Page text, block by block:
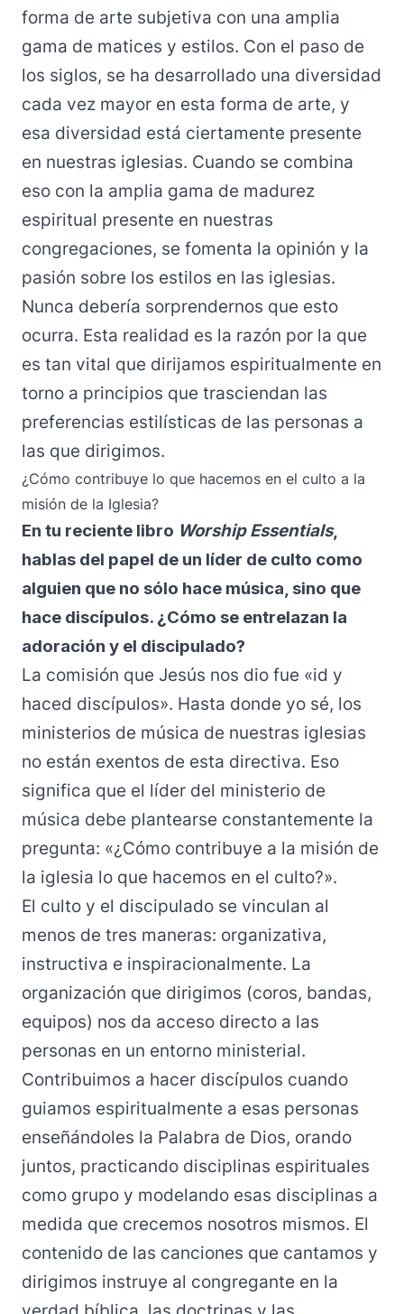
forma de arte subjetiva con una amplia
gama de matices y estilos. Con el paso de
los siglos, se ha desarrollado una diversidad
cada vez mayor en esta forma de arte, y
esa diversidad está ciertamente presente
en nuestras iglesias. Cuando se combina
eso con la amplia gama de madurez
espiritual presente en nuestras
congregaciones, se fomenta la opinión y la
pasión sobre los estilos en las iglesias.
Nunca debería sorprendernos que esto
ocurra. Esta realidad es la razón por la que
es tan vital que dirijamos espiritualmente en
torno a principios que trasciendan las
preferencias estilísticas de las personas a
las que dirigimos.
¿Cómo contribuye lo que hacemos en el culto a la
misión de la Iglesia?
En tu reciente libro Worship Essentials,
hablas del papel de un líder de culto como
alguien que no sólo hace música, sino que
hace discípulos. ¿Cómo se entrelazan la
adoración y el discipulado?
La comisión que Jesús nos dio fue «id y
haced discípulos». Hasta donde yo sé, los
ministerios de música de nuestras iglesias
no están exentos de esta directiva. Eso
significa que el líder del ministerio de
música debe plantearse constantemente la
pregunta: «¿Cómo contribuye a la misión de
la iglesia lo que hacemos en el culto?».
El culto y el discipulado se vinculan al
menos de tres maneras: organizativa,
instructiva e inspiracionalmente. La
organización que dirigimos (coros, bandas,
equipos) nos da acceso directo a las
personas en un entorno ministerial.
Contribuimos a hacer discípulos cuando
guiamos espiritualmente a esas personas
enseñándoles la Palabra de Dios, orando
juntos, practicando disciplinas espirituales
como grupo y modelando esas disciplinas a
medida que crecemos nosotros mismos. El
contenido de las canciones que cantamos y
dirigimos instruye al congregante en la